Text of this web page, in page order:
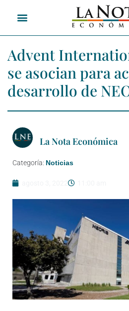
Advent
se asocian para
desarrollo de
La Nota Económica
Categoría: Noticias